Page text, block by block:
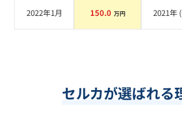
2022年1月 150.0 万円 2021年 (
セルカが選ばれる